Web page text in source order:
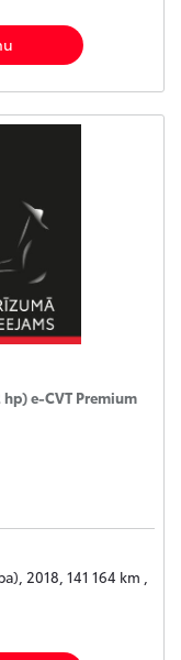
e-CVT Premium
2018, 141 164 km ,